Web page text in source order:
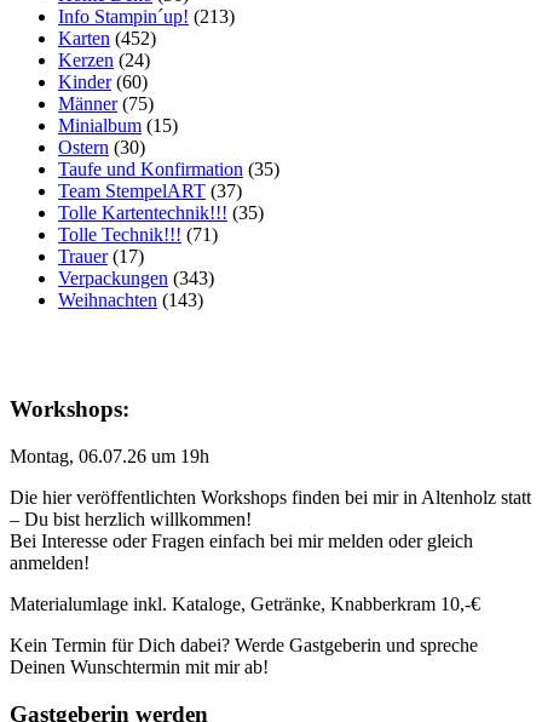
Info Stampin´up! (213)
Karten (452)
Kerzen (24)
Kinder(60)
Männer(75)
Minialbum (15)
Ostern (30)
Taufe und Konfirmation (35)
Team StempelART (37)
Tolle Kartentechnik!!! (35)
Tolle Technik!!! (71)
Trauer(17)
Verpackungen (343)
Weihnachten (143)
Workshops:
Montag, 06.07.26 um 19h
Die hier veröffentlichten Workshops finden bei mir in Altenholz statt
– Du bist herzlich willkommen!
Bei Interesse oder Fragen einfach bei mir melden oder gleich
anmelden!
Materialumlage inkl. Kataloge, Getränke, Knabberkram 10,-€
Kein Termin für Dich dabei? Werde Gastgeberin und spreche
Deinen Wunschtermin mit mir ab!
Gastgeberin werden